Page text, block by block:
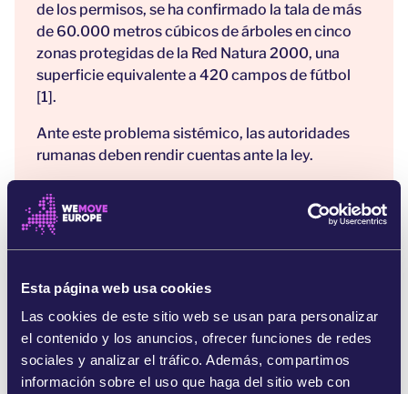
Esta página web usa cookies
Las cookies de este sitio web se usan para personalizar
el contenido y los anuncios, ofrecer funciones de redes
sociales y analizar el tráfico. Además, compartimos
información sobre el uso que haga del sitio web con
de los permisos, se ha confirmado la tala de más
de 60.000 metros cúbicos de árboles en cinco
zonas protegidas de la Red Natura 2000, una
superficie equivalente a 420 campos de fútbol
[1].
Ante este problema sistémico, las autoridades
rumanas deben rendir cuentas ante la ley.
Los bosques primarios y maduros, que están
entre los ecosistemas más valiosos de la Unión
Europea, solo representan el 3 % de su superficie
porcentajes de potenciales bosques primarios y
maduros de la UE, con al menos 525.000
hectáreas, y unas 300.000 hectáreas de bosques
rumanos forman parte de la Red Natura 2000 [3].
El 10 de septiembre de 2023, se cumplieron